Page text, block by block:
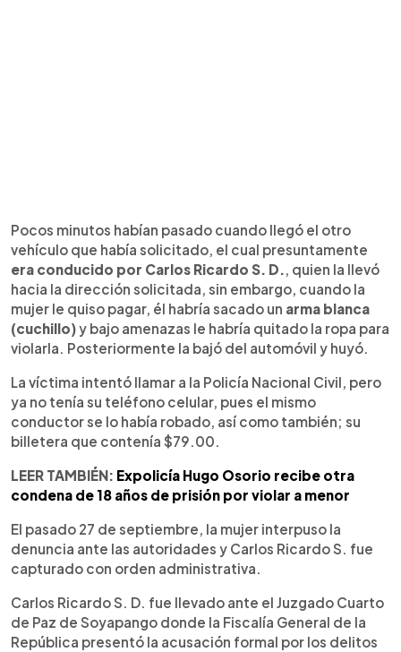
Pocos minutos habían pasado cuando llegó el otro
vehículo que había solicitado, el cual presuntamente
era conducido por Carlos Ricardo S. D. , quien la llevó
hacia la dirección solicitada, sin embargo, cuando la
mujer le quiso pagar, él habría sacado un arma blanca
(cuchillo)y bajo amenazas le habría quitado la ropa para
violarla. Posteriormente la bajó del automóvil y huyó.
La víctima intentó llamar a la Policía Nacional Civil, pero
ya no tenía su teléfono celular, pues el mismo
conductor se lo había robado, así como también; su
billetera que contenía $79.00.
LEER TAMBIÉN: Expolicía Hugo Osorio recibe otra
condena de 18 años de prisión por violar a menor
El pasado 27 de septiembre, la mujer interpuso la
denuncia ante las autoridades y Carlos Ricardo S. fue
capturado con orden administrativa.
Carlos Ricardo S. D. fue llevado ante el Juzgado Cuarto
de Paz de Soyapango donde la Fiscalía General de la
República presentó la acusación formal por los delitos